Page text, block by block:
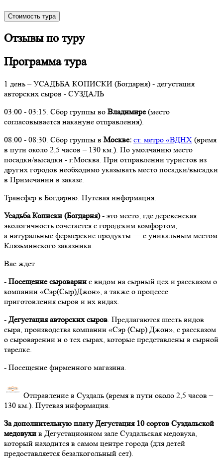
Стоимость тура
Отзывы по туру
Программа тура
1 день – УСАДЬБА КОПИСКИ (Богдарня) - дегустация
авторских сыров - СУЗДАЛЬ
03:00 - 03:15. Сбор группы во Владимире(место
согласовывается накануне отправления).
08:00 - 08:30. Сбор группы в Москве: ст. метро «ВДНХ (время
в пути около 2,5 часов – 130 км.). По умолчанию место
посадки/высадки - г.Москва. При отправлении туристов из
других городов необходимо указывать место посадки/высадки
в Примечании в заказе.
Трансфер в Богдарню. Путевая информация.
Усадьба Кописки (Богдарня)- это место, где деревенская
экологичность сочетается с городским комфортом,
а натуральные фермерские продукты — с уникальным местом
Клязьминского заказника.
Вас ждет
- Посещение сыроварни с видом на сырный цех и рассказом о
компании «Сэр(Сыр)Джон», а также о процессе
приготовления сыров и их видах.
- Дегустация авторских сыров. Предлагаются шесть видов
сыра, производства компании «Сэр (Сыр) Джон», с рассказом
о сыроварении и о тех сырах, которые представлены в сырной
тарелке.
- Посещение фирменного магазина.
Отправление в Суздаль (время в пути около 2,5 часов –
130 км.). Путевая информация.
За дополнительную плату Дегустация 10 сортов Суздальской
медовухи в Дегустационном зале Суздальская медовуха,
который находится в самом центре города (для детей
предоставляется безалкогольный сет).